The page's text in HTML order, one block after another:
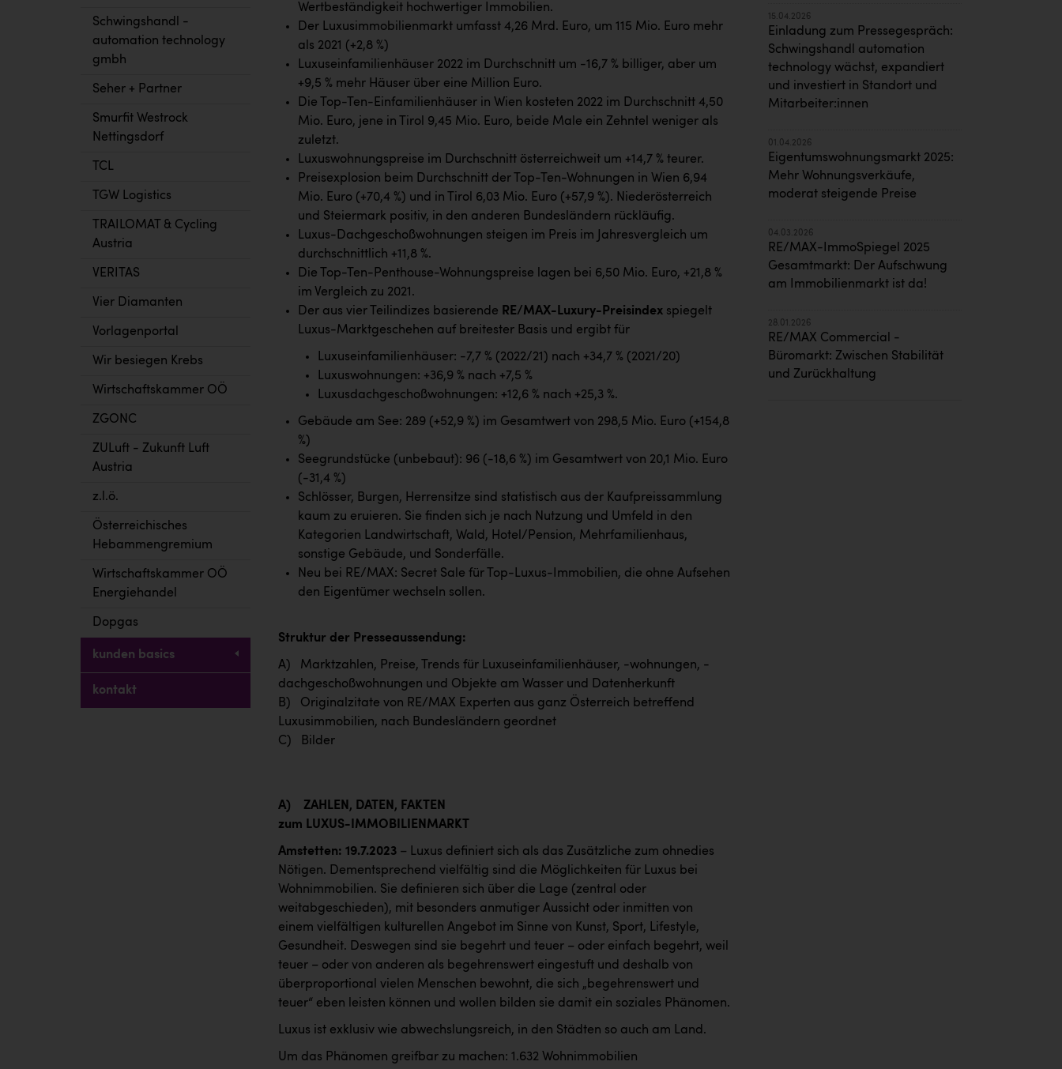
Schwingshandl -
automation technology
gmbh
Seher + Partner
Smurfit Westrock
Nettingsdorf
TCL
TGW Logistics
TRAILOMAT & Cycling
Austria
VERITAS
Vier Diamanten
Vorlagenportal
Wir besiegen Krebs
Wirtschaftskammer OÖ
ZGONC
ZULuft - Zukunft Luft
Austria
z.l.ö.
Österreichisches
Hebammengremium
Wirtschaftskammer OÖ
Energiehandel
Dopgas
kunden basics
kontakt
Wertbeständigkeit hochwertiger Immobilien.
Der Luxusimmobilienmarkt umfasst 4,26 Mrd. Euro, um 115 Mio. Euro mehr
als 2021 (+2,8 %)
Luxuseinfamilienhäuser 2022 im Durchschnitt um -16,7 % billiger, aber um
+9,5 % mehr Häuser über eine Million Euro.
Die Top-Ten-Einfamilienhäuser in Wien kosteten 2022 im Durchschnitt 4,50
Mio. Euro, jene in Tirol 9,45 Mio. Euro, beide Male ein Zehntel weniger als
zuletzt.
Luxuswohnungspreise im Durchschnitt österreichweit um +14,7 % teurer.
Preisexplosion beim Durchschnitt der Top-Ten-Wohnungen in Wien 6,94
Mio. Euro (+70,4 %) und in Tirol 6,03 Mio. Euro (+57,9 %). Niederösterreich
und Steiermark positiv, in den anderen Bundesländern rückläufig.
Luxus-Dachgeschoßwohnungen steigen im Preis im Jahresvergleich um
durchschnittlich +11,8 %.
Die Top-Ten-Penthouse-Wohnungspreise lagen bei 6,50 Mio. Euro, +21,8 %
im Vergleich zu 2021.
Der aus vier Teilindizes basierende RE/MAX-Luxury-Preisindex spiegelt
Luxus-Marktgeschehen auf breitester Basis und ergibt für
Luxuseinfamilienhäuser: -7,7 % (2022/21) nach +34,7 % (2021/20)
Luxuswohnungen: +36,9 % nach +7,5 %
Luxusdachgeschoßwohnungen: +12,6 % nach +25,3 %.
Gebäude am See: 289 (+52,9 %) im Gesamtwert von 298,5 Mio. Euro (+154,8
%)
Seegrundstücke (unbebaut): 96 (-18,6 %) im Gesamtwert von 20,1 Mio. Euro
(-31,4 %)
Schlösser, Burgen, Herrensitze sind statistisch aus der Kaufpreissammlung
kaum zu eruieren. Sie finden sich je nach Nutzung und Umfeld in den
Kategorien Landwirtschaft, Wald, Hotel/Pension, Mehrfamilienhaus,
sonstige Gebäude, und Sonderfälle.
Neu bei RE/MAX: Secret Sale für Top-Luxus-Immobilien, die ohne Aufsehen
den Eigentümer wechseln sollen.
Struktur der Presseaussendung:
A) Marktzahlen, Preise, Trends für Luxuseinfamilienhäuser, -wohnungen, -
dachgeschoßwohnungen und Objekte am Wasser und Datenherkunft
B) Originalzitate von RE/MAX Experten aus ganz Österreich betreffend
Luxusimmobilien, nach Bundesländern geordnet
C) Bilder
A)
ZAHLEN, DATEN, FAKTEN
zum LUXUS-IMMOBILIENMARKT
Amstetten: 19.7.2023 – Luxus definiert sich als das Zusätzliche zum ohnedies
Nötigen. Dementsprechend vielfältig sind die Möglichkeiten für Luxus bei
Wohnimmobilien. Sie definieren sich über die Lage (zentral oder
weitabgeschieden), mit besonders anmutiger Aussicht oder inmitten von
einem vielfältigen kulturellen Angebot im Sinne von Kunst, Sport, Lifestyle,
Gesundheit. Deswegen sind sie begehrt und teuer – oder einfach begehrt, weil
teuer – oder von anderen als begehrenswert eingestuft und deshalb von
überproportional vielen Menschen bewohnt, die sich „begehrenswert und
teuer“ eben leisten können und wollen bilden sie damit ein soziales Phänomen.
Luxus ist exklusiv wie abwechslungsreich, in den Städten so auch am Land.
Um das Phänomen greifbar zu machen: 1.632 Wohnimmobilien
15.04.2026
Einladung zum Pressegespräch:
Schwingshandl automation
technology wächst, expandiert
und investiert in Standort und
Mitarbeiter:innen
01.04.2026
Eigentumswohnungsmarkt 2025:
Mehr Wohnungsverkäufe,
moderat steigende Preise
04.03.2026
RE/MAX-ImmoSpiegel 2025
Gesamtmarkt: Der Aufschwung
am Immobilienmarkt ist da!
28.01.2026
RE/MAX Commercial -
Büromarkt: Zwischen Stabilität
und Zurückhaltung